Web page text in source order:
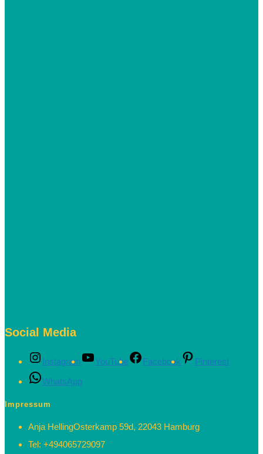
Social Media
Instagram YouTube Facebook
Pinterest
WhatsApp
Impressum
Anja HellingOsterkamp 59d, 22043 Hamburg
Tel: +494065729097